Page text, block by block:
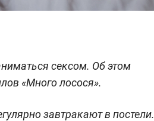
сексом. Об этом
«Много лосося».
завтракают в постели.